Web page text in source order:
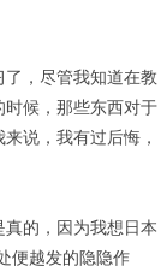
，尽管我知道在教
候，那些东西对于
说，我有过后悔，
的，因为我想日本
便越发的隐隐作